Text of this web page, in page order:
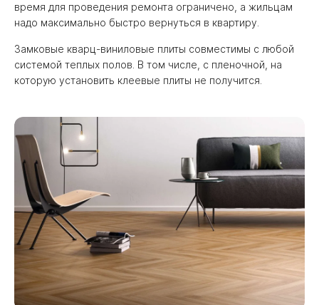
время для проведения ремонта ограничено, а жильцам
надо максимально быстро вернуться в квартиру.
Замковые кварц-виниловые плиты совместимы с любой
системой теплых полов. В том числе, с пленочной, на
которую установить клеевые плиты не получится.